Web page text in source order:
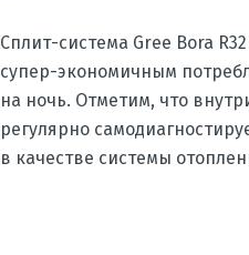
Сплит-система Gree Bora
супер-экономичным
на ночь. Отметим, что
регулярно
в качестве системы